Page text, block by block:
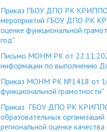
Приказ ГБОУ ДПО РК КРИППО
мероприятий ГБОУ ДПО РК
оценке функциональной
год"
Письмо МОНМ РК от
информации по выполнению
Приказ МОНМ РК №1418 от
функциональной грамотности"
Приказ ГБОУ ДПО РК КРИППО
образовательных
региональной оценке